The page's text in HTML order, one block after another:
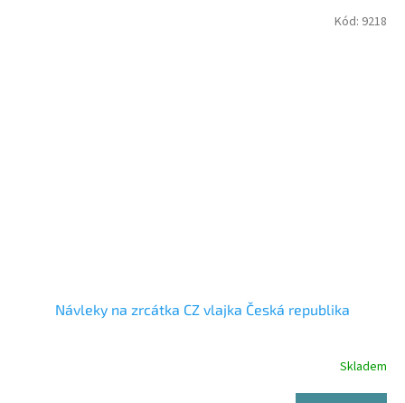
Návleky na zrcátka CZ vlajka Česká republika
Skladem
Kód: 9218